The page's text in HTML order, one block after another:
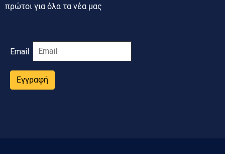
πρώτοι για όλα τα νέα μας
Email:
Εγγραφή